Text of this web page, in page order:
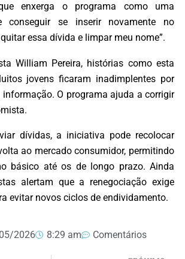
enxerga o programa como uma
conseguir se inserir novamente no
essa dívida e limpar meu nome”.
William Pereira, histórias como esta
jovens ficaram inadimplentes por
O programa ajuda a corrigir
dívidas, a iniciativa pode recolocar
ao mercado consumidor, permitindo
básico até os de longo prazo. Ainda
alertam que a renegociação exige
evitar novos ciclos de endividamento.
2026 8:29 am Comentários